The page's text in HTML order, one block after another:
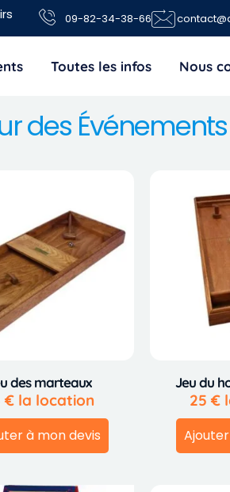
09-82-34-38-66
Toutes les infos Nous
des
des marteaux
€ la location
à mon devis
Jeu du
25 €